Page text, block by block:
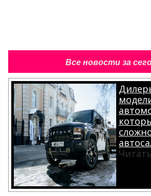
Все новости за